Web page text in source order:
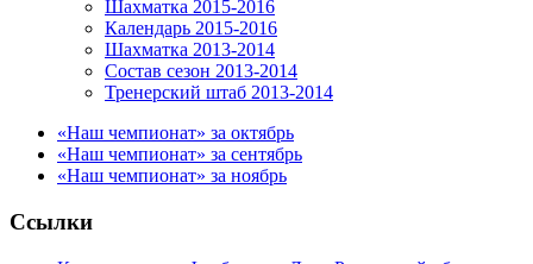
Шахматка 2015-2016
Календарь 2015-2016
Шахматка 2013-2014
Состав сезон 2013-2014
Тренерский штаб 2013-2014
«Наш чемпионат» за октябрь
«Наш чемпионат» за сентябрь
«Наш чемпионат» за ноябрь
Ссылки